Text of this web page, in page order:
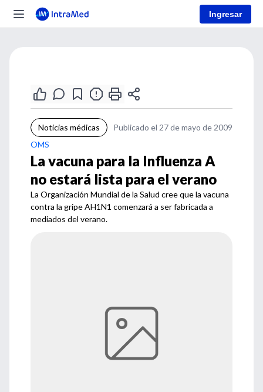
Ingresar
Noticias médicas
Publicado el 27 de mayo de 2009
OMS
La vacuna para la Influenza A
no estará lista para el verano
La Organización Mundial de la Salud cree que la vacuna
contra la gripe AH1N1 comenzará a ser fabricada a
mediados del verano.